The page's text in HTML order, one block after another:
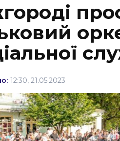
Соціум
Ужгород
НОВИНИ
12:30, 21.05.2023